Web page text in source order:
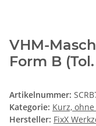
VHM-
Form B
Artikelnummer:
Kategorie: Kurz,
Hersteller: FixX